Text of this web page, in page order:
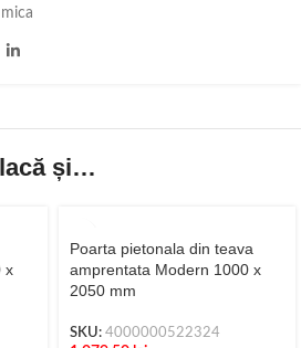
și…
x
Poarta pietonala din teava
amprentata Modern 1000 x
2050 mm
SKU: 4000000522324